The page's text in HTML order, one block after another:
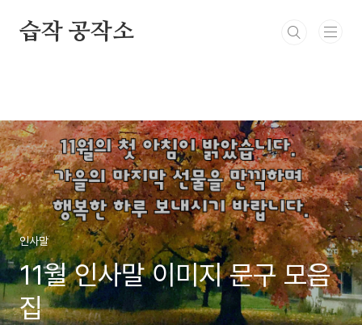
습작 공작소
인사말
11월 인사말 이미지 문구 모음
집